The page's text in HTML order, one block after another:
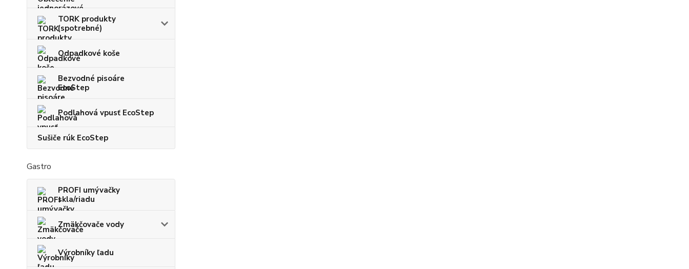
TORK produkty
(spotrebné)
Odpadkové koše
Bezvodné pisoáre
EcoStep
Podlahová vpusť EcoStep
Sušiče rúk EcoStep
Gastro
PROFI umývačky
skla/riadu
Zmäkčovače vody
Výrobníky ľadu